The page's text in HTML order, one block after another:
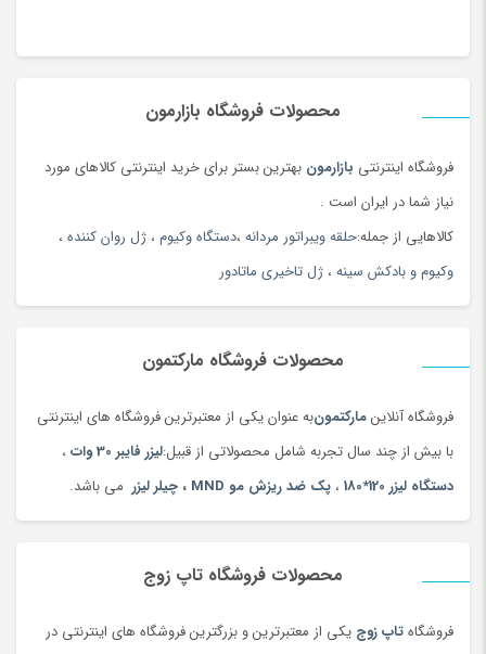
محصولات فروشگاه بازارمون
فروشگاه اینترنتی بازارمون بهترین بستر برای خرید اینترنتی کالاهای مورد
نیاز شما در ایران است .
کالاهایی از جمله:حلقه ویبراتور مردانه ،دستگاه وکیوم ، ژل روان کننده ،
وکیوم و بادکش سینه ، ژل تاخیری ماتادور
محصولات فروشگاه مارکتمون
فروشگاه آنلاینمارکتمونبه عنوان یکی از معتبرترین فروشگاه های اینترنتی
با بیش از چند سال تجربه شامل محصولاتی از قبیل:لیزر فایبر 30 وات
،
دستگاه لیزر 120*180
، پک ضد ریزش مو MND ، چیلر لیزر می باشد.
محصولات فروشگاه تاپ زوج
فروشگاهتاپ زوج یکی از معتبرترین و بزرگترین فروشگاه های اینترنتی در
کول اسکالپتینگ Coolsculpting
لاغری موضعی
کول اسکالپتینگ به لاتین coolsculpting
خاصی از بدن مانند
کول اسکالپتینگروشی برای از بین بردن چربی های موضعی به روش
انجماد استلاغری موضعی با انجماد سلول هایچربی، سلول های
چربی بدون آسیب به بافت های اطراف یا پوست از بین می روند. دستگاه
ران پا ها بیشترین استفاده را دارد.لاغری موضعی
عنوان انجماد چربی شناخته می شود. این روش سرد سازی سلول های